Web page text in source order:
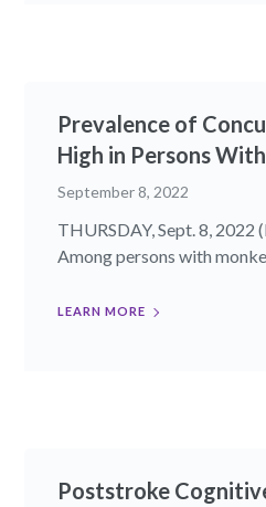
Prevalence of
High in Persons
September 8, 2022
THURSDAY, Sept. 8,
Among persons with
LEARN MORE
Poststroke